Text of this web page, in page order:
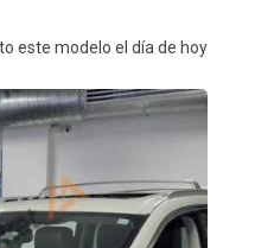
este modelo el día de hoy